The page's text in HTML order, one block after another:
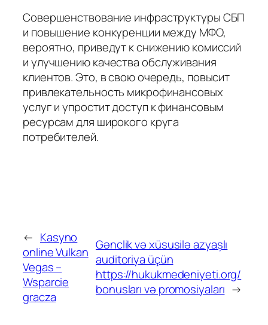
Совершенствование инфраструктуры СБП
и повышение конкуренции между МФО,
вероятно, приведут к снижению комиссий
и улучшению качества обслуживания
клиентов. Это, в свою очередь, повысит
привлекательность микрофинансовых
услуг и упростит доступ к финансовым
ресурсам для широкого круга
потребителей.
← Kasyno
online Vulkan
Vegas –
Wsparcie
gracza
Gənclik və xüsusilə azyaşlı
auditoriya üçün
https://hukukmedeniyeti.org/
bonusları və promosiyaları →